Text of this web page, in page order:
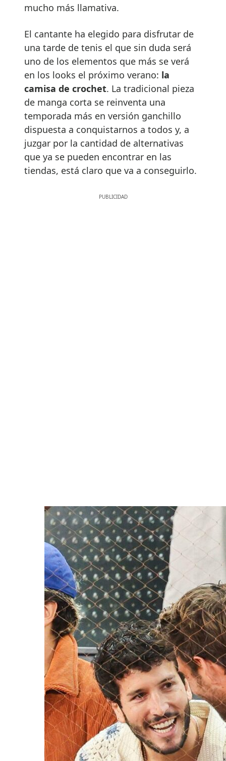
mucho más llamativa.
El cantante ha elegido para disfrutar de
una tarde de tenis el que sin duda será
uno de los elementos que más se verá
en los looks el próximo verano: la
camisa de crochet. La tradicional pieza
de manga corta se reinventa una
temporada más en versión ganchillo
dispuesta a conquistarnos a todos y, a
juzgar por la cantidad de alternativas
que ya se pueden encontrar en las
tiendas, está claro que va a conseguirlo.